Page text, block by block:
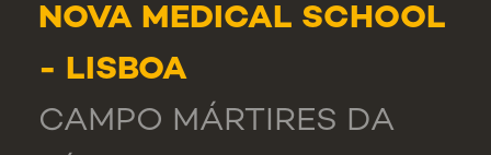
NOVA MEDICAL SCHOOL
- LISBOA
CAMPO MÁRTIRES DA